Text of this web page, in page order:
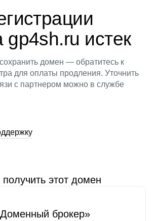
истек
домен — обратитесь к
для оплаты продления. Уточнить
с партнером можно в службе
получить этот домен
брокер»